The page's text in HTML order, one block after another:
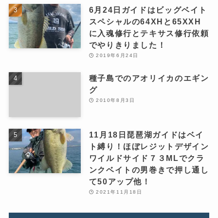
6月24日ガイドはビッグベイト
スペシャルの64XHと65XXH
に入魂修行とテキサス修行依頼
でやりきりました！
2019年6月24日
種子島でのアオリイカのエギン
グ
2010年8月3日
11月18日琵琶湖ガイドはベイ
ト縛り！ほぼレジットデザイン
ワイルドサイド７３MLでクラ
ンクベイトの男巻きで押し通し
て50アップ他！
2021年11月18日